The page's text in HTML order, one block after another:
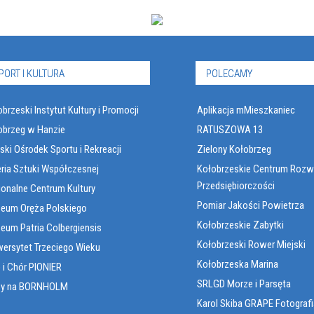
I KULTURA
Instytut Kultury i Promocji
w Hanzie
Ośrodek Sportu i Rekreacji
Sztuki Współczesnej
Centrum Kultury
Oręża Polskiego
Patria Colbergiensis
Trzeciego Wieku
i Chór PIONIER
na BORNHOLM
POLECAMY
Aplikacja mMieszkaniec
RATUSZOWA 13
Zielony Kołobrzeg
Kołobrzeskie Centrum
Przedsiębiorczości
Pomiar Jakości Powietrza
Kołobrzeskie Zabytki
Kołobrzeski Rower Miejski
Kołobrzeska Marina
SRLGD Morze i Parsęta
Karol Skiba GRAPE